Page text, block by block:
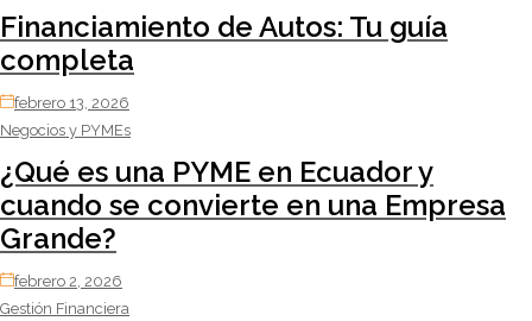
Financiamiento de Autos: Tu guía
completa
febrero 13, 2026
Negocios y PYMEs
¿Qué es una PYME en Ecuador y
cuando se convierte en una Empresa
Grande?
febrero 2, 2026
Gestión Financiera